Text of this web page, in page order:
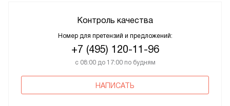
Контроль качества
Номер для претензий и предложений:
+7 (495) 120-11-96
с 08:00 до 17:00 по будням
НАПИСАТЬ